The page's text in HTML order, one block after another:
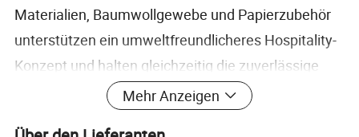
Materialien, Baumwollgewebe und Papierzubehör
unterstützen ein umweltfreundlicheres Hospitality-
Konzept und halten gleichzeitig die zuverlässige
tägliche Leistung aufrecht.
Mit FSC-zertifizierten Verpackungen, anpassbaren
Mehr Anzeigen